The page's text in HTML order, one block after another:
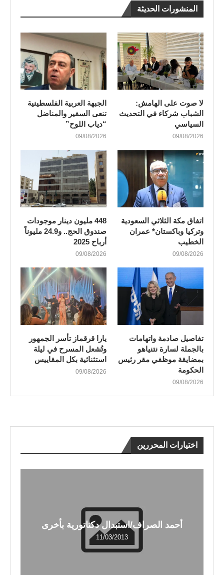
المنشورات الحديثة
لا صوت على الهامش:
الشباب شركاء في التحديث
السياسي
09/08/2026
الجبهة العربية الفلسطينية
تنعى السفير والمناضل
“دياب اللوح”
09/08/2026
اتفاق مكة الثلاثي السعودية
وتركيا وباكستان* عمران
الخطيب
09/08/2026
448 مليون دينار موجودات
صندوق الحج.. و24.9 مليوناً
أرباح 2025
09/08/2026
تفاصيل صادمة واتهامات
بالجملة لسارة نتنياهو
بمضايقة موظفي مقر رئيس
الحكومة
09/08/2026
يارا قرقماز تأسر الجمهور
وتُشعل المسرح في ليلة
استثنائية بكل المقاييس
09/08/2026
اختيارات المحررين
أحمد الصراف/استبدال دكتاتورية بأخرى
11/03/2013